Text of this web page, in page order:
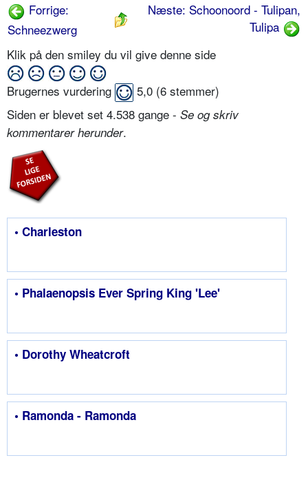
Forrige:
Schneezwerg
Næste: Schoonoord - Tulipan,
Tulipa
Klik på den smiley du vil give denne side
Brugernes vurdering 5,0 (6 stemmer)
Siden er blevet set 4.538 gange - Se og skriv
kommentarer herunder.
• Charleston
• Phalaenopsis Ever Spring King 'Lee'
• Dorothy Wheatcroft
• Ramonda - Ramonda